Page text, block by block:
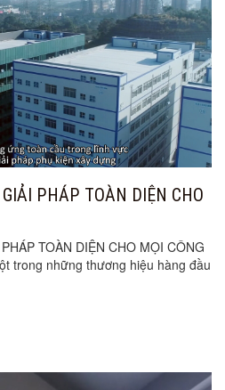
PHÁP TOÀN DIỆN CHO
TOÀN DIỆN CHO MỌI CÔNG
trong những thương hiệu hàng đầu